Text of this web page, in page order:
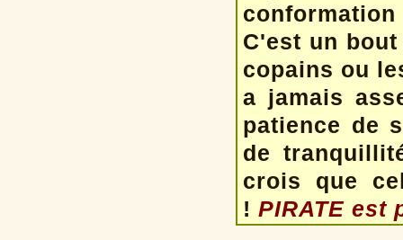
C'est un
copains ou
a jamais
patience de
de
crois que
! PIRATE est